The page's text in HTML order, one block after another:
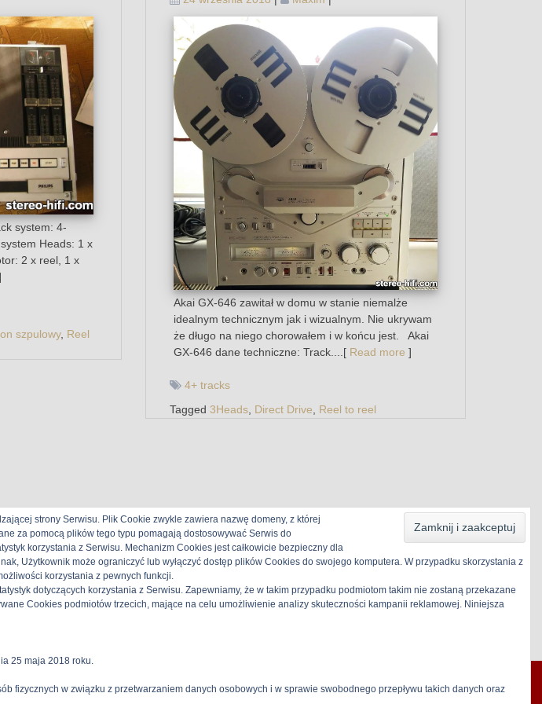
system: 4-
Heads: 1 x
2 x reel, 1 x
szpulowy, Reel
Akai GX-646 zawitał w domu w stanie niemalże
idealnym technicznym jak i wizualnym. Nie ukrywam
że długo na niego chorowałem i w końcu jest. Akai
GX-646 dane techniczne: Track....[ Read more ]
4+ tracks
Tagged 3Heads, Direct Drive Reel to reel
All Rights Reserved
strony Serwisu. Plik Cookie zwykle zawiera nazwę domeny, z której
za pomocą plików tego typu pomagają dostosowywać Serwis do
korzystania z Serwisu. Mechanizm Cookies jest całkowicie bezpieczny dla
Użytkownik może ograniczyć lub wyłączyć dostęp plików Cookies do swojego komputera. W przypadku skorzystania z
korzystania z pewnych funkcji.
dotyczących korzystania z Serwisu. Zapewniamy, że w takim przypadku podmiotom takim nie zostaną przekazane
Cookies podmiotów trzecich, mające na celu umożliwienie analizy skuteczności kampanii reklamowej. Niniejsza
25 maja 2018 roku.
w związku z przetwarzaniem danych osobowych i w sprawie swobodnego przepływu takich danych oraz